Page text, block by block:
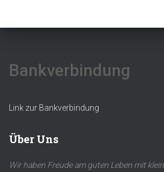
Bankverbindung
Link zur Bankverbindung
Über Uns
Wir haben Freude am guten Leben mit